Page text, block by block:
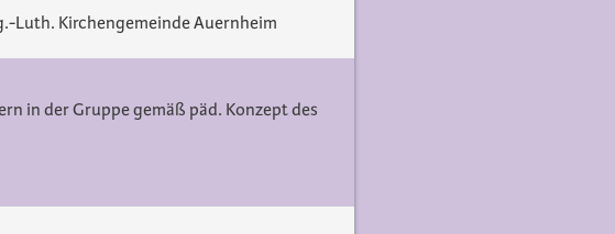
Luth. Kirchengemeinde Auernheim
in der Gruppe gemäß päd. Konzept des